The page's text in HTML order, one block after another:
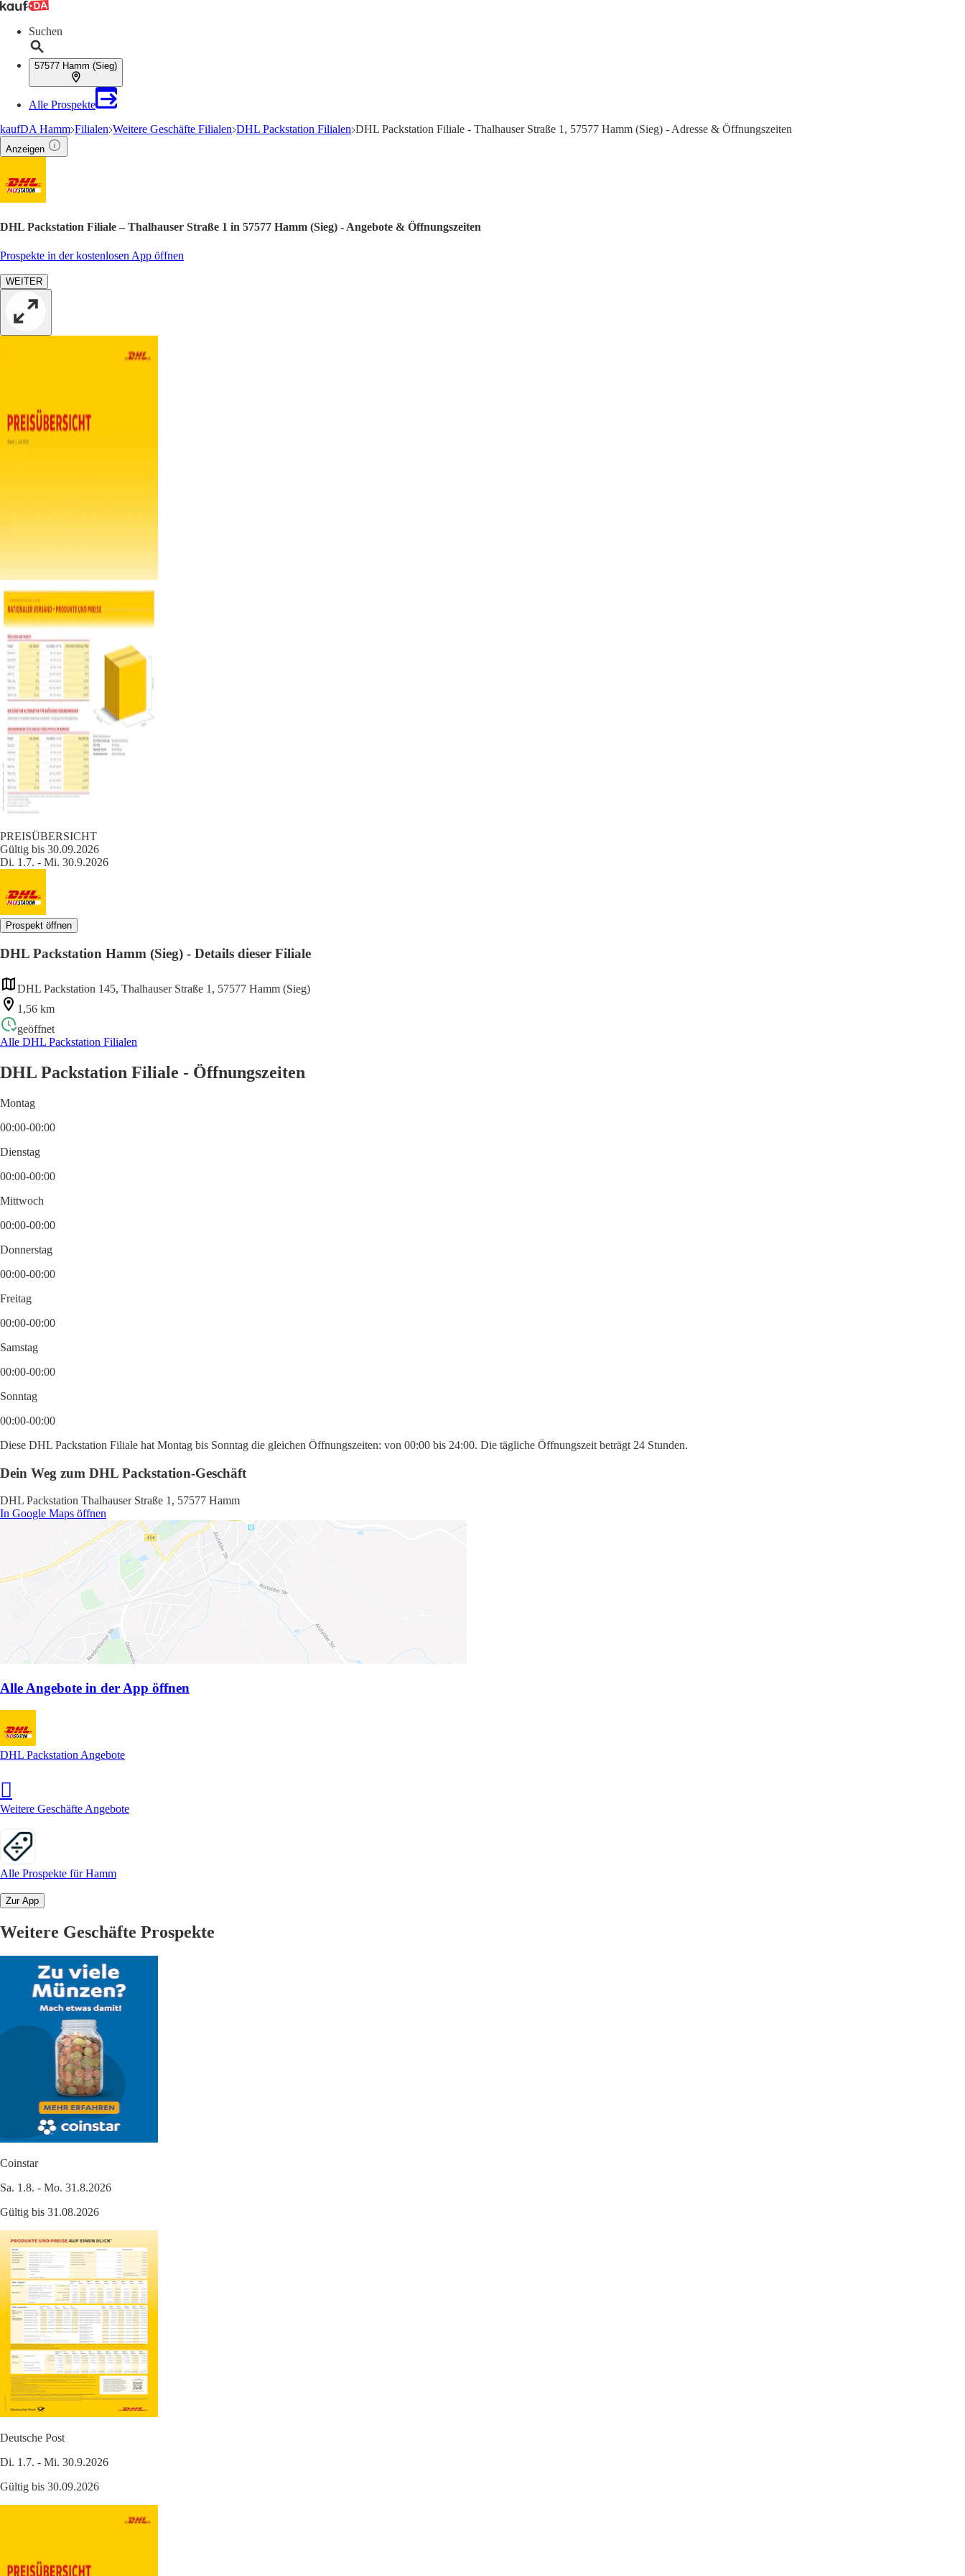
Suchen
57577 Hamm (Sieg)
Alle Prospekte
kaufDA Hamm Filialen Weitere Geschäfte Filialen DHL Packstation Filialen DHL Packstation Filiale - Thalhauser Straße 1, 57577 Hamm (Sieg) - Adresse & Öffnungszeiten
Anzeigen
DHL Packstation Filiale – Thalhauser Straße 1 in 57577 Hamm (Sieg) - Angebote & Öffnungszeiten
Prospekte in der kostenlosen App öffnen
WEITER
PREISÜBERSICHT
Gültig bis 30.09.2026
Di. 1.7. - Mi. 30.9.2026
Prospekt öffnen
DHL Packstation Hamm (Sieg) - Details dieser Filiale
DHL Packstation 145, Thalhauser Straße 1, 57577 Hamm (Sieg)
1,56 km
geöffnet
Alle DHL Packstation Filialen
DHL Packstation Filiale - Öffnungszeiten
Montag
00:00-00:00
Dienstag
00:00-00:00
Mittwoch
00:00-00:00
Donnerstag
00:00-00:00
Freitag
00:00-00:00
Samstag
00:00-00:00
Sonntag
00:00-00:00
Diese DHL Packstation Filiale hat Montag bis Sonntag die gleichen Öffnungszeiten: von 00:00 bis 24:00. Die tägliche Öffnungszeit beträgt 24 Stunden.
Dein Weg zum DHL Packstation-Geschäft
DHL Packstation Thalhauser Straße 1, 57577 Hamm
In Google Maps öffnen
Alle Angebote in der App öffnen
DHL Packstation Angebote
Weitere Geschäfte Angebote
Alle Prospekte für Hamm
Zur App
Weitere Geschäfte Prospekte
Coinstar
Sa. 1.8. - Mo. 31.8.2026
Gültig bis 31.08.2026
Deutsche Post
Di. 1.7. - Mi. 30.9.2026
Gültig bis 30.09.2026